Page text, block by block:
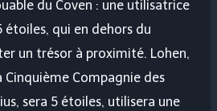
du Coven : une utilisatrice
étoiles, qui en dehors du
un trésor à proximité. Lohen,
Compagnie des
sera 5 étoiles, utilisera une